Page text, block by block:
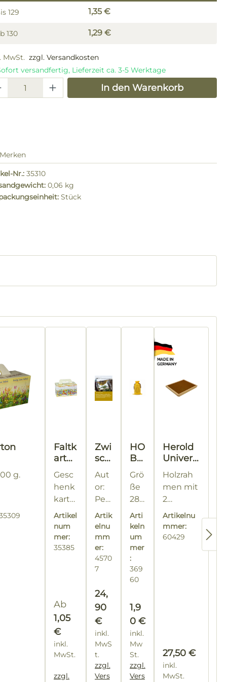
129 1,35 €
130 1,29 €
MwSt. zzgl. Versandkosten
versandfertig, Lieferzeit ca. 3-5 Werktage
Anzahl: Gib denIn den Warenkorb
Merken
Nr.: 35310
0,06 kg
Stück
g.
Faltk
arto
n
Blu
men
wies
e
Gesc
henk
karto
nfür 2
Glas
Honi
g 500
Artikel
num
mer:
35385
Regulärer Preis:
Ab
1,05
€
inkl.
MwSt.
zzgl.
Zwi
sch
en
Sta
une
n
un
d
Zw
eife
ln
Aut
or:
Pet
er
Nie
ders
tein
er
225
Seit
en
Artik
elnu
mm
er:
4570
7
Regulärer Preis:
24,
90
€
inkl.
MwS
t.
zzgl.
Vers
HO
BB
EE
®
Ho
nig
gla
sb
eut
el
GE
LB
"Bi
en
sto
ck"
Grö
ße
28
x 16
cm
Sto
ffbe
ute
l
aus
Ba
um
le
Arti
keln
um
mer
:
369
60
Regulärer Preis:
1,9
0 €
inkl.
Mw
St.
zzgl.
Vers
Herold
Univers
al
Deckel
Holzrah
men mit
2
Dämmpl
atten
Artikelnu
mmer:
60429
Regulärer
27,50 €
inkl.
MwSt.